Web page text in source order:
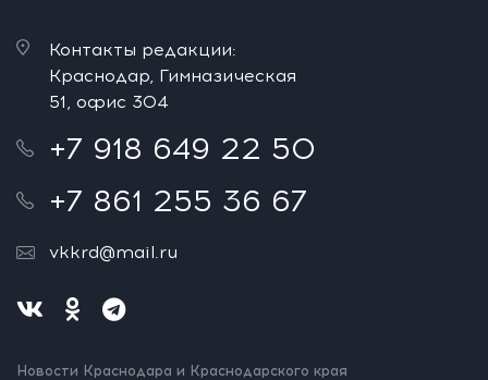
Контакты редакции:
Краснодар, Гимназическая
51, офис 304
+7 918 649 22 50
+7 861 255 36 67
vkkrd@mail.ru
Новости Краснодара и Краснодарского края